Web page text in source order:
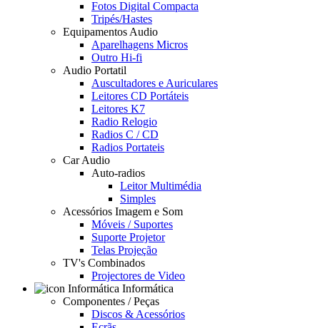
Fotos Digital Compacta
Tripés/Hastes
Equipamentos Audio
Aparelhagens Micros
Outro Hi-fi
Audio Portatil
Auscultadores e Auriculares
Leitores CD Portáteis
Leitores K7
Radio Relogio
Radios C / CD
Radios Portateis
Car Audio
Auto-radios
Leitor Multimédia
Simples
Acessórios Imagem e Som
Móveis / Suportes
Suporte Projetor
Telas Projeção
TV's Combinados
Projectores de Video
Informática
Componentes / Peças
Discos & Acessórios